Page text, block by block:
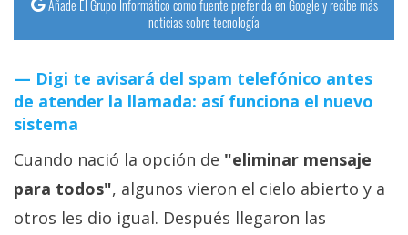
Tutoriales
Ciberseguridad
Sistemas
operativos
Profesional
Añade El Grupo Informático como fuente preferida en Google y recibe más
noticias sobre tecnología
Digi te avisará del spam telefónico antes
de atender la llamada: así funciona el nuevo
sistema
Cuando nació la opción de "eliminar mensaje
para todos", algunos vieron el cielo abierto y a
otros les dio igual. Después llegaron las